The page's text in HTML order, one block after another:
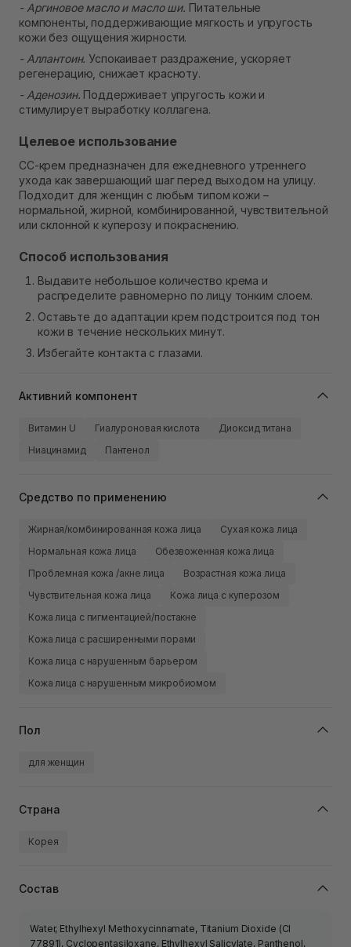
- Аргиновое масло и масло ши. Питательные
компоненты, поддерживающие мягкость и упругость
кожи без ощущения жирности.
- Аллантоин. Успокаивает раздражение, ускоряет
регенерацию, снижает красноту.
- Аденозин. Поддерживает упругость кожи и
стимулирует выработку коллагена.
Целевое использование
СС-крем предназначен для ежедневного утреннего
ухода как завершающий шаг перед выходом на улицу.
Подходит для женщин с любым типом кожи –
нормальной, жирной, комбинированной, чувствительной
или склонной к куперозу и покраснению.
Способ использования
Выдавите небольшое количество крема и
распределите равномерно по лицу тонким слоем.
Оставьте до адаптации крем подстроится под тон
кожи в течение нескольких минут.
Избегайте контакта с глазами.
Активний компонент
Витамин U Гиалуроновая кислота
Диоксид титана
Ниацинамид
Пантенол
Средство по применению
Жирная/комбинированная кожа лица
Сухая кожа лица
Нормальная кожа лица
Обезвоженная кожа лица
Проблемная кожа /акне лица
Возрастная кожа лица
Чувствительная кожа лица
Кожа лица с куперозом
Кожа лица с пигментацией/постакне
Кожа лица с расширенными порами
Кожа лица с нарушенным барьером
Кожа лица с нарушенным микробиомом
Пол
для женщин
Страна
Корея
Состав
Water, Ethylhexyl Methoxycinnamate, Titanium Dioxide (CI
77891), Cyclopentasiloxane, Ethylhexyl Salicylate, Panthenol,